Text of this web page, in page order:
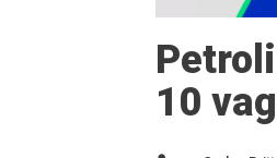
10